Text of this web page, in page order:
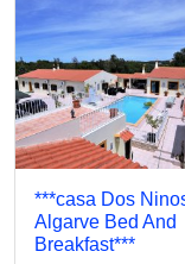
***casa Dos
Algarve Bed And
Breakfast***